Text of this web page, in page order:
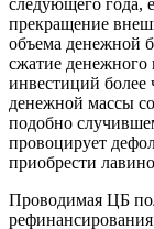
прекращение
объема денежной
сжатие
инвестиций более
денежной массы
подобно
провоцирует
приобрести
Проводимая ЦБ